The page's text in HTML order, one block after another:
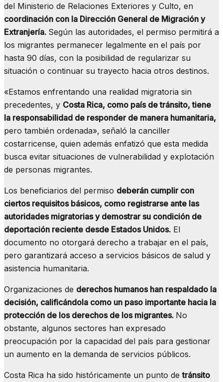
del Ministerio de Relaciones Exteriores y Culto, en
coordinación con la Dirección General de Migración y
Extranjería. Según las autoridades, el permiso permitirá a
los migrantes permanecer legalmente en el país por
hasta 90 días, con la posibilidad de regularizar su
situación o continuar su trayecto hacia otros destinos.
«Estamos enfrentando una realidad migratoria sin
precedentes, y Costa Rica, como país de tránsito, tiene
la responsabilidad de responder de manera humanitaria,
pero también ordenada», señaló la canciller
costarricense, quien además enfatizó que esta medida
busca evitar situaciones de vulnerabilidad y explotación
de personas migrantes.
Los beneficiarios del permiso deberán cumplir con
ciertos requisitos básicos, como registrarse ante las
autoridades migratorias y demostrar su condición de
deportación reciente desde Estados Unidos. El
documento no otorgará derecho a trabajar en el país,
pero garantizará acceso a servicios básicos de salud y
asistencia humanitaria.
Organizaciones de derechos humanos han respaldado la
decisión, calificándola como un paso importante hacia la
protección de los derechos de los migrantes. No
obstante, algunos sectores han expresado
preocupación por la capacidad del país para gestionar
un aumento en la demanda de servicios públicos.
Costa Rica ha sido históricamente un punto detránsito